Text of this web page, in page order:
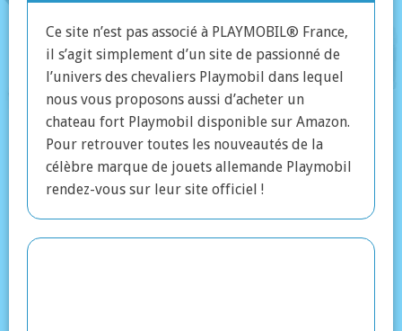
Ce site n’est pas associé à PLAYMOBIL® France,
il s’agit simplement d’un site de passionné de
l’univers des chevaliers Playmobil dans lequel
nous vous proposons aussi d’acheter un
chateau fort Playmobil disponible sur Amazon.
Pour retrouver toutes les nouveautés de la
célèbre marque de jouets allemande Playmobil
rendez-vous sur leur site officiel !